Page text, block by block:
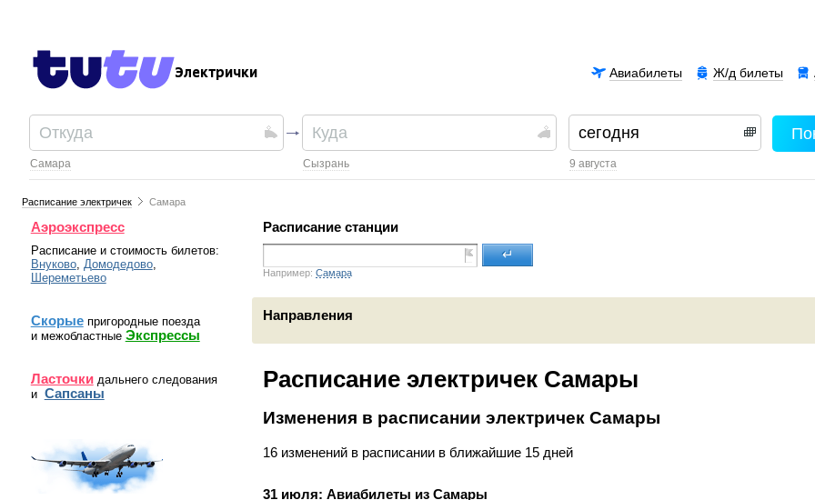
Электрички Ж/д билеты
Авиабилеты
Самара Сызрань 9 августа
Расписание электричек Самара
Аэроэкспресс
Расписание и стоимость билетов:
Внуково, Домодедово,
Шереметьево
Скорые пригородные поезда
и межобластные Экспрессы
Ласточкидальнего следования
и Сапсаны
Расписание станции
Например: Самара
↵
Направления
Расписание электричек Самары
Изменения в расписании электричек Самары
16 изменений в расписании в ближайшие 15 дней
31 июля: Авиабилеты из Самары